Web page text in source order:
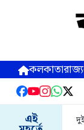
কলকাতারাজ্য
এই